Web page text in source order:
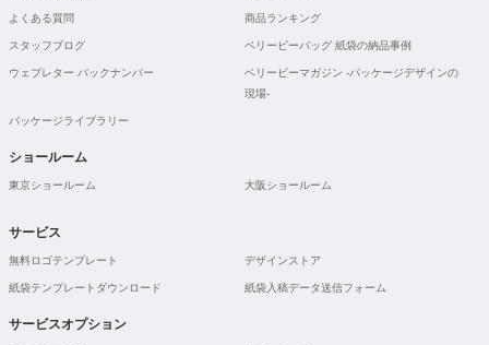
よくある質問 商品ランキング
スタッフブログ ベリービーバッグ 紙袋の納品事例
ウェブレター バックナンバー
ベリービーマガジン -パッケージデザインの
現場-
パッケージライブラリー
ショールーム
東京ショールーム 大阪ショールーム
サービス
無料ロゴテンプレート デザインストア
紙袋テンプレートダウンロード 紙袋入稿データ送信フォーム
サービスオプション